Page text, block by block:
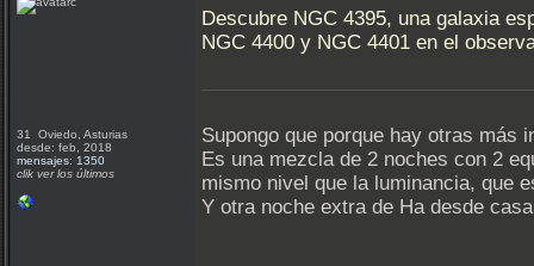
31 Oviedo, Asturias
desde: feb, 2018
mensajes: 1350
clik ver los últimos
Descubre NGC 4395, una galaxia
NGC 4400 y NGC 4401 en el
Supongo que porque hay otras más
Es una mezcla de 2 noches con 2
mismo nivel que la luminancia, que
Y otra noche extra de Ha desde